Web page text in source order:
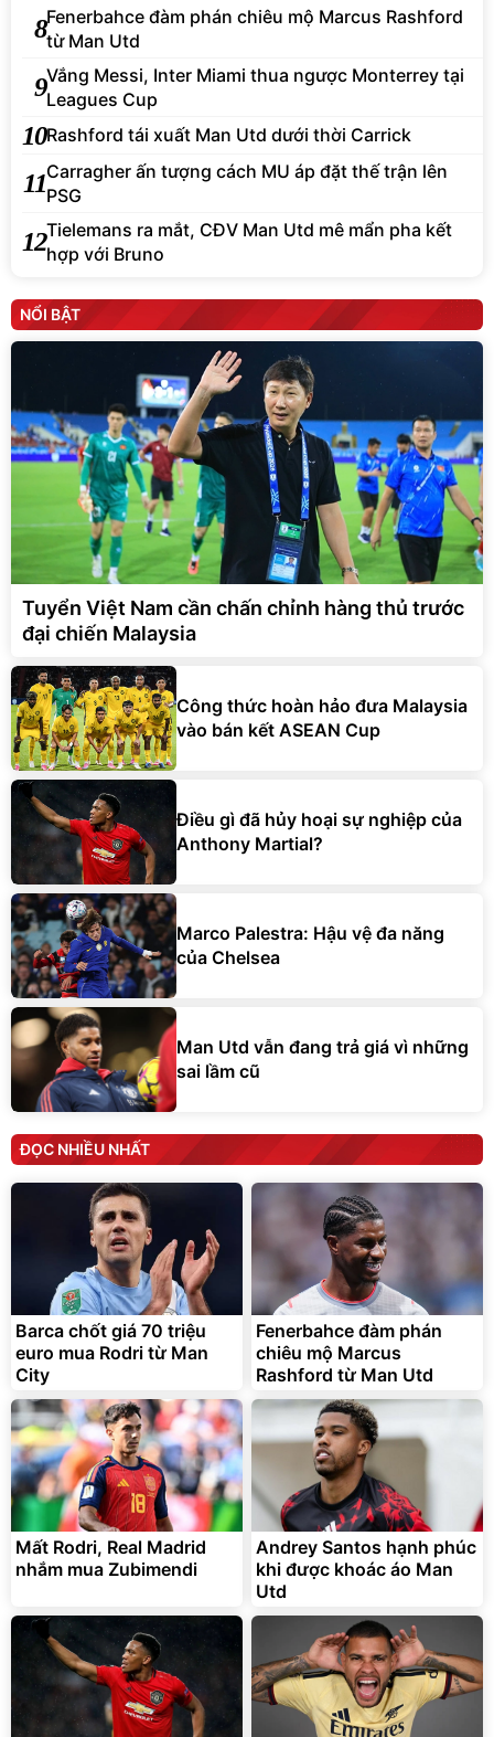
8Fenerbahce đàm phán chiêu mộ Marcus Rashford
từ Man Utd
9Vắng Messi, Inter Miami thua ngược Monterrey tại
Leagues Cup
10Rashford tái xuất Man Utd dưới thời Carrick
11Carragher ấn tượng cách MU áp đặt thế trận lên
PSG
12Tielemans ra mắt, CĐV Man Utd mê mẩn pha kết
hợp với Bruno
NỔI BẬT
Tuyển Việt Nam cần chấn chỉnh hàng thủ trước
đại chiến Malaysia
Công thức hoàn hảo đưa Malaysia
vào bán kết ASEAN Cup
Điều gì đã hủy hoại sự nghiệp của
Anthony Martial?
Marco Palestra: Hậu vệ đa năng
của Chelsea
Man Utd vẫn đang trả giá vì những
sai lầm cũ
ĐỌC NHIỀU NHẤT
Barca chốt giá 70 triệu
euro mua Rodri từ Man
City
Fenerbahce đàm phán
chiêu mộ Marcus
Rashford từ Man Utd
Mất Rodri, Real Madrid
nhắm mua Zubimendi
Andrey Santos hạnh phúc
khi được khoác áo Man
Utd